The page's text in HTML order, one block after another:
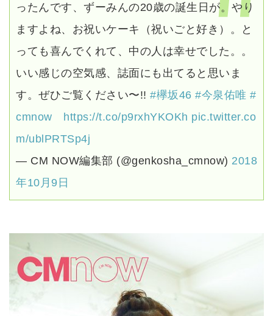
ったんです、ずーみんの20歳の誕生日が。やり
ますよね、お祝いケーキ（祝いごと好き）。と
っても喜んでくれて、中の人は幸せでした。。
いい感じの空気感、誌面にも出てると思いま
す。ぜひご覧ください〜!! #欅坂46 #今泉佑唯 #
cmnow
https://t.co/p9rxhYKOKh pic.twitter.co
m/ublPRTSp4j
— CM NOW編集部 (@genkosha_cmnow) 2018
年10月9日